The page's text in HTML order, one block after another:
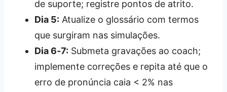
de suporte; registre pontos de atrito.
Dia 5: Atualize o glossário com termos
que surgiram nas simulações.
Dia 6‑7: Submeta gravações ao coach;
implemente correções e repita até que o
erro de pronúncia caia < 2% nas